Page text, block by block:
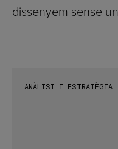
dissenyem sense
ANÀLISI I ESTRATÈGIA